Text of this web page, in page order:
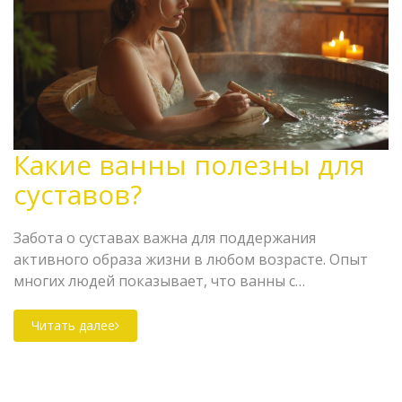
Какие ванны полезны для
суставов?
Забота о суставах важна для поддержания
активного образа жизни в любом возрасте. Опыт
многих людей показывает, что ванны с
повысить подвижность суставов. В статье мы
обсудим, какие виды ванн могут помочь при
Читать далее